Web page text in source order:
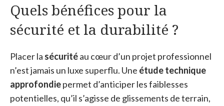
Quels bénéfices pour la
sécurité et la durabilité ?
Placer la sécuritéau cœur d’un projet professionnel
n’est jamais un luxe superflu. Une étude technique
approfondiepermet d’anticiper les faiblesses
potentielles, qu’il s’agisse de glissements de terrain,